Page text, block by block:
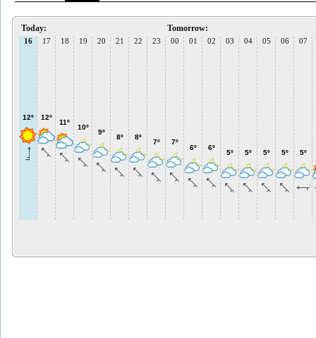
Today:
16
12º
17
12º
18
11º
19
10º
20
9º
21
8º
22
8º
23
7º
Tomorrow:
00
7º
01
6º
02
6º
03
5º
04
5º
05
5º
06
5º
07
5º